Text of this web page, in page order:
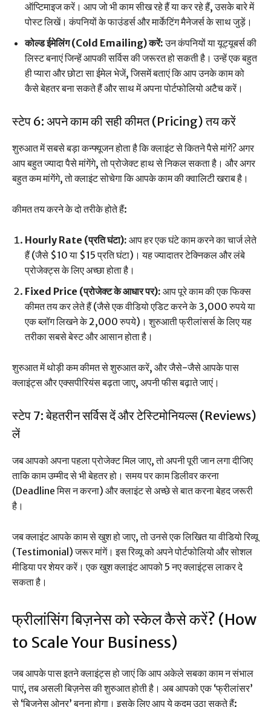
ऑप्टिमाइज करें। आप जो भी काम सीख रहे हैं या कर रहे हैं, उसके बारे में
पोस्ट लिखें। कंपनियों के फाउंडर्स और मार्केटिंग मैनेजर्स के साथ जुड़ें।
कोल्ड ईमेलिंग (Cold Emailing) करें:उन कंपनियों या यूट्यूबर्स की
लिस्ट बनाएं जिन्हें आपकी सर्विस की जरूरत हो सकती है। उन्हें एक बहुत
ही प्यारा और छोटा सा ईमेल भेजें, जिसमें बताएं कि आप उनके काम को
कैसे बेहतर बना सकते हैं और साथ में अपना पोर्टफोलियो अटैच करें।
स्टेप 6: अपने काम की सही कीमत (Pricing) तय करें
शुरुआत में सबसे बड़ा कन्फ्यूजन होता है कि क्लाइंट से कितने पैसे मांगें? अगर
आप बहुत ज्यादा पैसे मांगेंगे, तो प्रोजेक्ट हाथ से निकल सकता है। और अगर
बहुत कम मांगेंगे, तो क्लाइंट सोचेगा कि आपके काम की क्वालिटी खराब है।
कीमत तय करने के दो तरीके होते हैं:
Hourly Rate (प्रति घंटा): आप हर एक घंटे काम करने का चार्ज लेते
हैं (जैसे $10 या $15 प्रति घंटा)। यह ज्यादातर टेक्निकल और लंबे
प्रोजेक्ट्स के लिए अच्छा होता है।
Fixed Price (प्रोजेक्ट के आधार पर): आप पूरे काम की एक फिक्स
कीमत तय कर लेते हैं (जैसे एक वीडियो एडिट करने के 3,000 रुपये या
एक ब्लॉग लिखने के 2,000 रुपये)। शुरुआती फ्रीलांसर्स के लिए यह
तरीका सबसे बेस्ट और आसान होता है।
शुरुआत में थोड़ी कम कीमत से शुरुआत करें, और जैसे-जैसे आपके पास
क्लाइंट्स और एक्सपीरियंस बढ़ता जाए, अपनी फीस बढ़ाते जाएं।
स्टेप 7: बेहतरीन सर्विस दें और टेस्टिमोनियल्स (Reviews)
लें
जब आपको अपना पहला प्रोजेक्ट मिल जाए, तो अपनी पूरी जान लगा दीजिए
ताकि काम उम्मीद से भी बेहतर हो। समय पर काम डिलीवर करना
(Deadline मिस न करना) और क्लाइंट से अच्छे से बात करना बेहद जरूरी
है।
जब क्लाइंट आपके काम से खुश हो जाए, तो उनसे एक लिखित या वीडियो रिव्यू
(Testimonial) जरूर मांगें। इस रिव्यू को अपने पोर्टफोलियो और सोशल
मीडिया पर शेयर करें। एक खुश क्लाइंट आपको 5 नए क्लाइंट्स लाकर दे
सकता है।
फ्रीलांसिंग बिज़नेस को स्केल कैसे करें? (How
to Scale Your Business)
जब आपके पास इतने क्लाइंट्स हो जाएं कि आप अकेले सबका काम न संभाल
पाएं, तब असली बिज़नेस की शुरुआत होती है। अब आपको एक ‘फ्रीलांसर’
से ‘बिज़नेस ओनर’ बनना होगा। इसके लिए आप ये कदम उठा सकते हैं: